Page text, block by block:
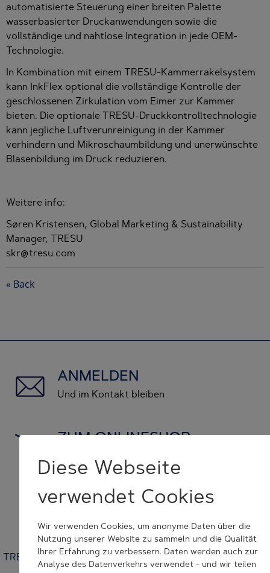
automatisierte Steuerung einer breiten Palette
wasserbasierter Druckanwendungen sowie die
vollständige und nahtlose Integration in jede OEM-
Technologie.
In Kombination mit einem TRESU-Kammerrakelsystem
kann InkFlex optional die vollständige Kontrolle der
geschlossenen Zirkulation vom Eimer zur Kammer
bieten. Die optionale TRESU-Druckkontrolltechnologie
kann jegliche Luftverunreinigung in der Kammer
verhindern und Mikroschaumbildung und unerwünschte
Blasenbildung im Druck reduzieren.
Weitere info:
Søren Kristensen, Global Marketing & Sustainability
Manager, TRESU
skr@tresu.com
« Back
ANMELDEN
Und im Kontakt bleiben
ZUM ONLINESHOP
KONTAKT NEHMEN
TRESU | Venusvej 44 | 6000 Kolding | Denmark | +45 7632
Diese Webseite
verwendet Cookies
Wir verwenden Cookies, um anonyme Daten über die
Nutzung unserer Website zu sammeln und die Qualität
Ihrer Erfahrung zu verbessern. Daten werden auch zur
Analyse des Datenverkehrs verwendet - und wir teilen